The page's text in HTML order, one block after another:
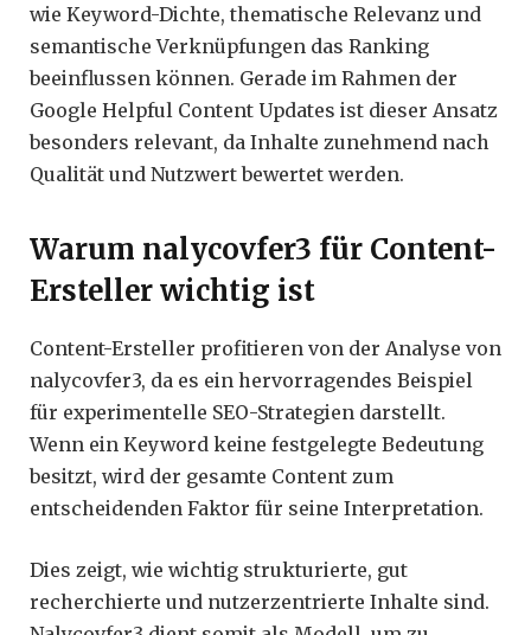
wie Keyword-Dichte, thematische Relevanz und
semantische Verknüpfungen das Ranking
beeinflussen können. Gerade im Rahmen der
Google Helpful Content Updates ist dieser Ansatz
besonders relevant, da Inhalte zunehmend nach
Qualität und Nutzwert bewertet werden.
Warum nalycovfer3 für Content-
Ersteller wichtig ist
Content-Ersteller profitieren von der Analyse von
nalycovfer3, da es ein hervorragendes Beispiel
für experimentelle SEO-Strategien darstellt.
Wenn ein Keyword keine festgelegte Bedeutung
besitzt, wird der gesamte Content zum
entscheidenden Faktor für seine Interpretation.
Dies zeigt, wie wichtig strukturierte, gut
recherchierte und nutzerzentrierte Inhalte sind.